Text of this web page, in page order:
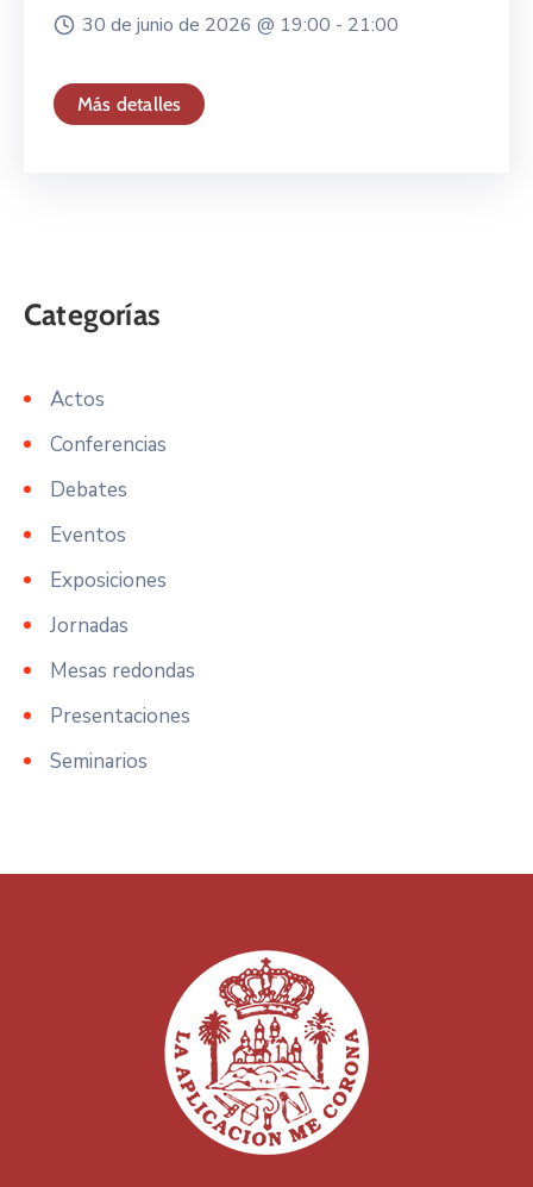
30 de junio de 2026 @ 19:00 - 21:00
Más detalles
Actos
Conferencias
Debates
Eventos
Exposiciones
Jornadas
Mesas redondas
Presentaciones
Seminarios